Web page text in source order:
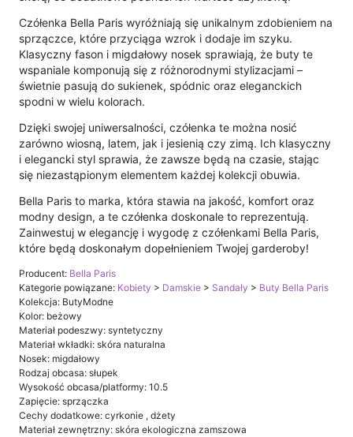
Czółenka Bella Paris wyróżniają się unikalnym zdobieniem na
sprzączce, które przyciąga wzrok i dodaje im szyku.
Klasyczny fason i migdałowy nosek sprawiają, że buty te
wspaniale komponują się z różnorodnymi stylizacjami –
świetnie pasują do sukienek, spódnic oraz eleganckich
spodni w wielu kolorach.
Dzięki swojej uniwersalności, czółenka te można nosić
zarówno wiosną, latem, jak i jesienią czy zimą. Ich klasyczny
i elegancki styl sprawia, że zawsze będą na czasie, stając
się niezastąpionym elementem każdej kolekcji obuwia.
Bella Paris to marka, która stawia na jakość, komfort oraz
modny design, a te czółenka doskonale to reprezentują.
Zainwestuj w elegancję i wygodę z czółenkami Bella Paris,
które będą doskonałym dopełnieniem Twojej garderoby!
Producent: Bella Paris
Kategorie powiązane: Kobiety > Damskie > Sandały > Buty Bella Paris
Kolekcja: ButyModne
Kolor: beżowy
Materiał podeszwy: syntetyczny
Materiał wkładki: skóra naturalna
Nosek: migdałowy
Rodzaj obcasa: słupek
Wysokość obcasa/platformy: 10.5
Zapięcie: sprzączka
Cechy dodatkowe: cyrkonie , dżety
Materiał zewnętrzny: skóra ekologiczna zamszowa